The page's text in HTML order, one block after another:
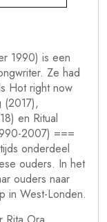
1990) is een
Ze had
Hot right now
(2017),
en Ritual
2007) ===
onderdeel
ouders. In het
ouders naar
in West-Londen.